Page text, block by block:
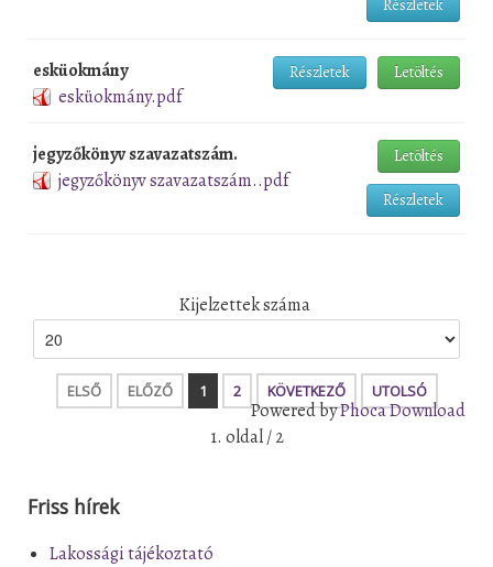
Részletek
esküokmány
esküokmány.pdf
Letöltés
Részletek
jegyzőkönyv szavazatszám.
jegyzőkönyv szavazatszám..pdf
Letöltés
Részletek
Kijelzettek száma
ELSŐ ELŐZŐ 1 2 KÖVETKEZŐ UTOLSÓ
1. oldal / 2
Powered byPhoca Download
Friss hírek
Lakossági tájékoztató